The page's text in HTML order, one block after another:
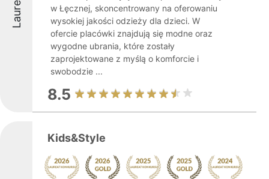
w Łęcznej, skoncentrowany na oferowaniu
wysokiej jakości odzieży dla dzieci. W
ofercie placówki znajdują się modne oraz
wygodne ubrania, które zostały
zaprojektowane z myślą o komforcie i
swobodzie ...
8.5
Kids&Style